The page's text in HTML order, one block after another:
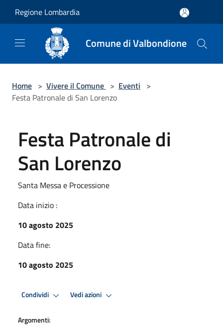
Regione Lombardia
Comune di Valbondione
Home > Vivere il Comune > Eventi >
Festa Patronale di San Lorenzo
Festa Patronale di
San Lorenzo
Santa Messa e Processione
Data inizio :
10 agosto 2025
Data fine:
10 agosto 2025
Condividi Vedi azioni
Argomenti: